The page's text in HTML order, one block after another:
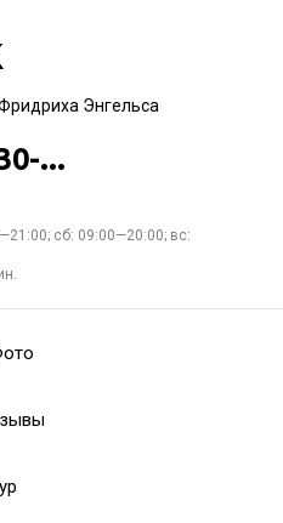
Энгельса
...
сб: 09:00—20:00; вс: